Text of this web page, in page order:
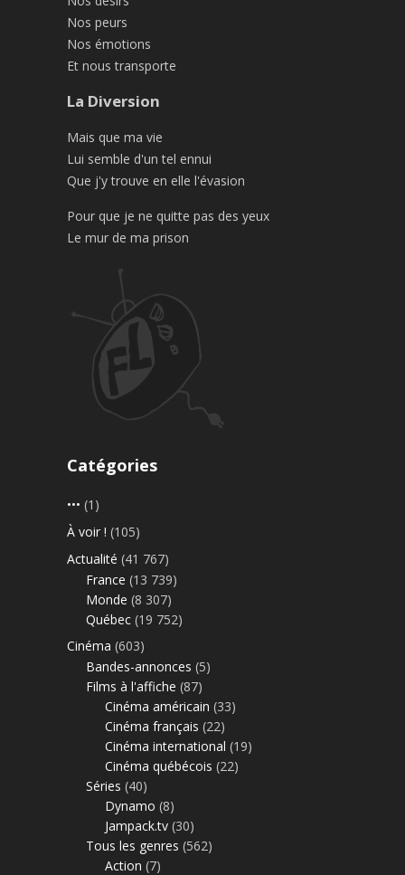
Nos peurs
Nos émotions
Et nous transporte
La Diversion
Mais que ma vie
Lui semble d'un tel ennui
Que j'y trouve en elle l'évasion
Pour que je ne quitte pas des yeux
Le mur de ma prison
Catégories
••• (1)
À voir ! (105)
Actualité (41 767)
France (13 739)
Monde (8 307)
Québec (19 752)
Cinéma (603)
Bandes-annonces (5)
Films à l'affiche (87)
Cinéma américain (33)
Cinéma français (22)
Cinéma international (19)
Cinéma québécois (22)
Séries (40)
Dynamo (8)
Jampack.tv (30)
Tous les genres (562)
Action (7)